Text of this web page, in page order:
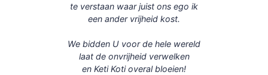
te verstaan waar juist ons ego ik
een ander vrijheid kost.
We bidden U voor de hele wereld
laat de onvrijheid verwelken
en Keti Koti overal bloeien!